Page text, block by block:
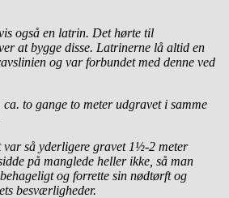
også en latrin. Det hørte til
at bygge disse. Latrinerne lå altid en
og var forbundet med denne ved
to gange to meter udgravet i samme
var så yderligere gravet 1½-2 meter
på manglede heller ikke, så man
og forrette sin nødtørft og
besværligheder.